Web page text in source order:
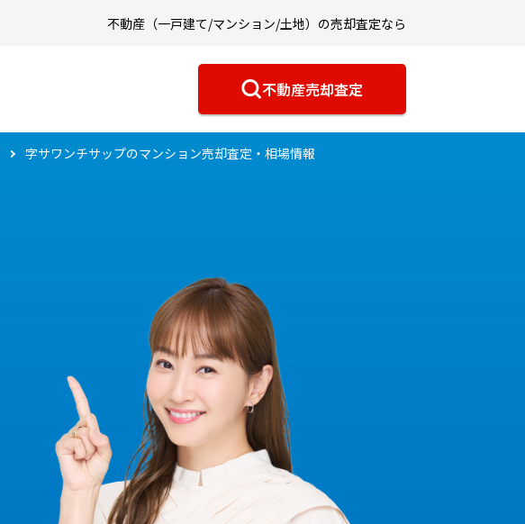
不動産（一戸建て/マンション/土地）の売却査定なら
不動産売却査定
字サワンチサップのマンション売却査定・相場情報